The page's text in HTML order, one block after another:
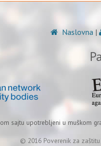
Naslovna |
sajtu upotrebljeni u muškom
© 2016 Poverenik za